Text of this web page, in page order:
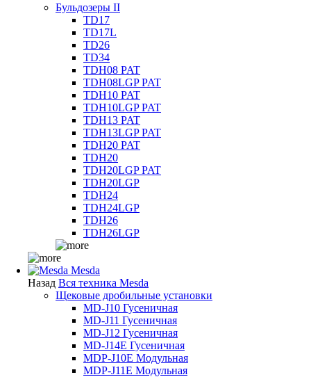
Бульдозеры II
TD17
TD17L
TD26
TD34
TDH08 PAT
TDH08LGP PAT
TDH10 PAT
TDH10LGP PAT
TDH13 PAT
TDH13LGP PAT
TDH20 PAT
TDH20
TDH20LGP PAT
TDH20LGP
TDH24
TDH24LGP
TDH26
TDH26LGP
Mesda
Назад Вся техника Mesda
Щековые дробильные установки
MD-J10 Гусеничная
MD-J11 Гусеничная
MD-J12 Гусеничная
MD-J14E Гусеничная
MDP-J10E Модульная
MDP-J11E Модульная